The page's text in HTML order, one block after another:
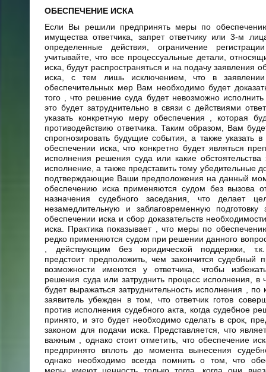
ОБЕСПЕЧЕНИЕ ИСКА
Если Вы решили предпринять меры по
имущества ответчика, запрет ответчику или 3-м
определенные действия, ограничение
учитывайте, что все процессуальные детали,
иска, будут распространяться и на подачу заявления
иска, с тем лишь исключением, что в
обеспечительных мер Вам необходимо будет
того , что решение суда будет невозможно
это будет затруднительно в связи с действиями
указать конкретную меру обеспечения , которая
противодействию ответчика. Таким образом, Вам
спрогнозировать будущие события, а также указать
обеспечении иска, что конкретно будет являться
исполнения решения суда или какие обстоятельства
исполнение, а также представить тому убедительные
подтверждающие Ваши предположения на данный
обеспечению иска применяются судом без вызова
назначения судебного заседания, что делает
незамедлительную и заблаговременную подготовку
обеспечении иска и сбор доказательств
иска. Практика показывает , что меры по
редко применяются судом при решении данного
, действующим без юридической поддержки,
предстоит предположить, чем закончится судебный
возможности имеются у ответчика, чтобы
решения суда или затруднить процесс исполнения, в
будет выражаться затруднительность исполнения , по
заявитель убежден в том, что ответчик готов
против исполнения судебного акта, когда судебное
принято, и это будет необходимо сделать в срок,
законом для подачи иска. Представляется, что
важным , однако стоит отметить, что обеспечение
предпринято вплоть до момента вынесения
однако необходимо всегда помнить о том, что